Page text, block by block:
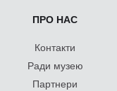
ПРО НАС
Контакти
Ради музею
Партнери